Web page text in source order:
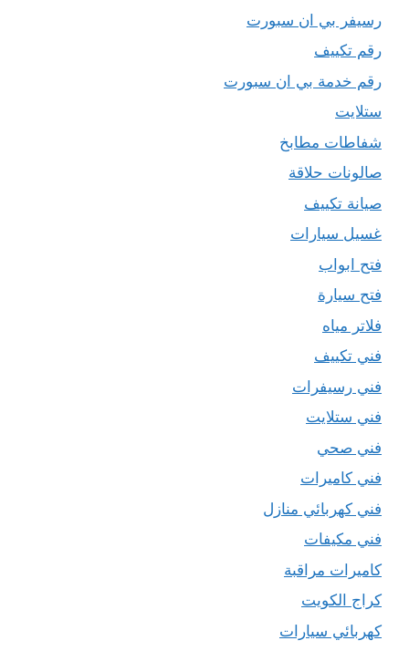
رسيفر بي ان سبورت
رقم تكييف
رقم خدمة بي ان سبورت
ستلايت
شفاطات مطابخ
صالونات حلاقة
صيانة تكييف
غسيل سيارات
فتح ابواب
فتح سيارة
فلاتر مياه
فني تكييف
فني رسيفرات
فني ستلايت
فني صحي
فني كاميرات
فني كهربائي منازل
فني مكيفات
كاميرات مراقبة
كراج الكويت
كهربائي سيارات